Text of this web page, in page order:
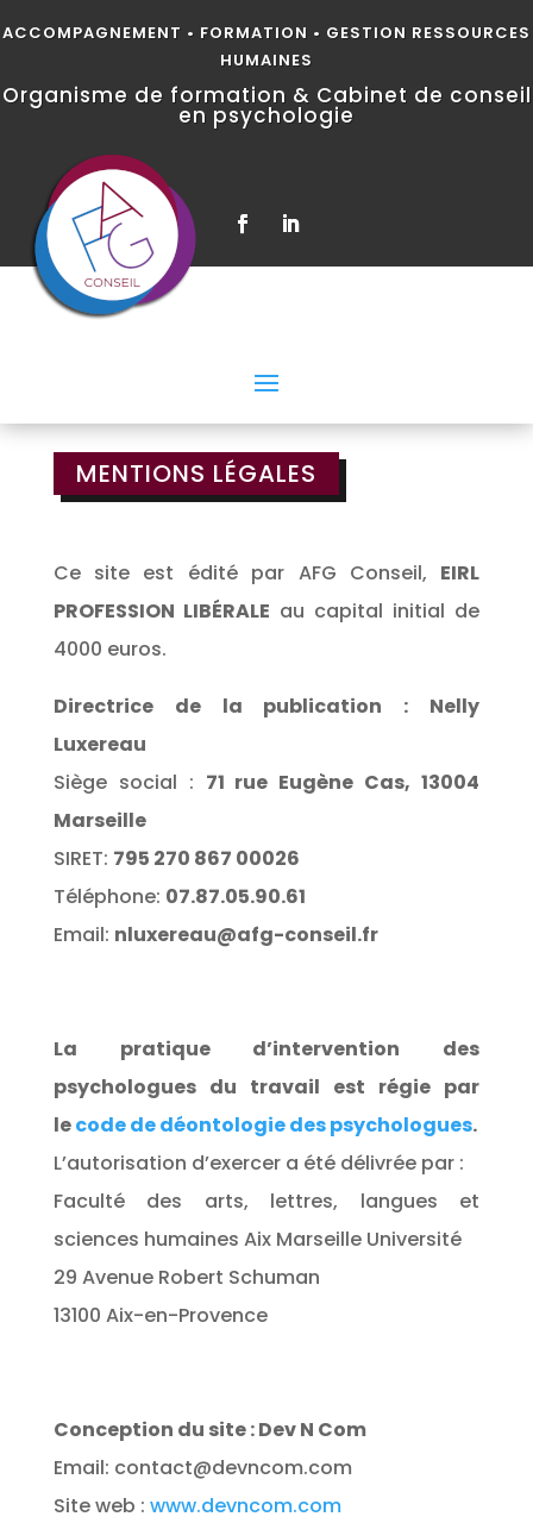
ACCOMPAGNEMENT • FORMATION • GESTION RESSOURCES
HUMAINES
Organisme de formation & Cabinet de conseil
en psychologie
MENTIONS LÉGALES
Ce site est édité par AFG Conseil, EIRL
PROFESSION LIBÉRALE au capital initial de
4000 euros.
Directrice de la publication : Nelly
Luxereau
Siège social : 71 rue Eugène Cas, 13004
Marseille
SIRET: 795 270 867 00026
Téléphone: 07.87.05.90.61
Email: nluxereau@afg-conseil.fr
La pratique d’intervention des
psychologues du travail est régie par
lecode de déontologie des psychologues.
L’autorisation d’exercer a été délivrée par :
Faculté des arts, lettres, langues et
sciences humaines Aix Marseille Université
29 Avenue Robert Schuman
13100 Aix-en-Provence
Conception du site : Dev N Com
Email: contact@devncom.com
Site web : www.devncom.com